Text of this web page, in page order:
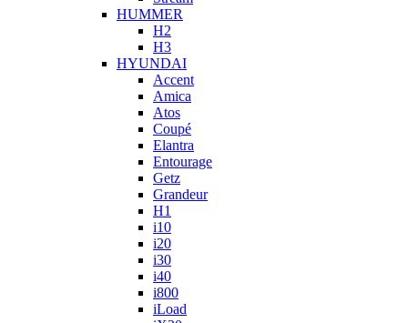
HUMMER
H2
H3
HYUNDAI
Accent
Amica
Atos
Coupé
Elantra
Entourage
Getz
Grandeur
H1
i10
i20
i30
i40
i800
iLoad